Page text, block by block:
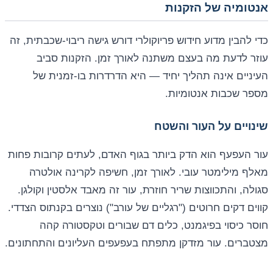
אנטומיה של הזקנות
כדי להבין מדוע חידוש פריוקולרי דורש גישה ריבוי-שכבתית, זה
עוזר לדעת מה בעצם משתנה לאורך זמן. הזקנות סביב
העיניים אינה תהליך יחיד — היא הדרדרות בו-זמנית של
מספר שכבות אנטומיות.
שינויים על העור והשטח
עור העפעף הוא הדק ביותר בגוף האדם, לעתים קרובות פחות
מאלף מילימטר עובי. לאורך זמן, חשיפה לקרינה אולטרה
סגולה, והתכווצות שריר חוזרת, עור זה מאבד אלסטין וקולגן.
קווים דקים חרוטים ("רגליים של עורב") נוצרים בקנתוס הצדדי.
חוסר כיסוי בפיגמנט, כלים דם שבורים וטקסטורה קהה
מצטברים. עור מזדקן מתפתח בעפעפים העליונים והתחתונים.